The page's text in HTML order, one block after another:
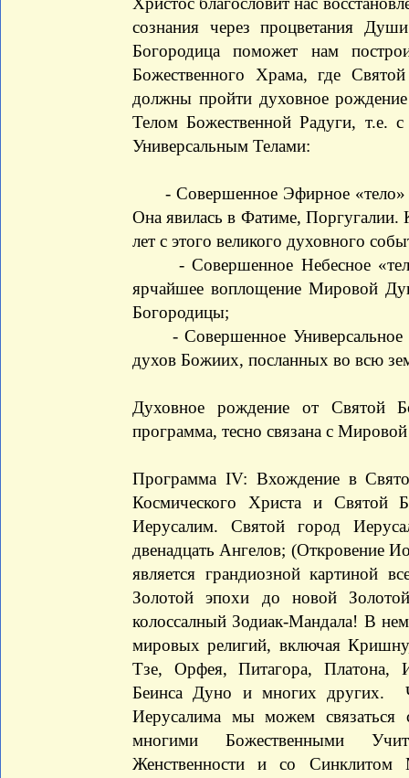
сознания через процветания
Богородица поможет нам
Божественного Храма, где
должны пройти духовное
Телом Божественной Радуги,
Универсальным Телами:
- Совершенное Эфирное «тело»
Она явилась в Фатиме, Поргугалии.
лет с этого великого духовного
- Совершенное Небесное
ярчайшее воплощение Мировой
Богородицы;
- Совершенное Универсальное
духов Божиих, посланных во всю
Духовное рождение от Святой
программа, тесно связана с
Программа IV: Вхождение в
Космического Христа и Святой
Иерусалим. Святой город
двенадцать Ангелов; (Откровение
является грандиозной картиной
Золотой эпохи до новой
колоссалный Зодиак-Мандала! В
мировых религий, включая
Тзе, Орфея, Питагора, Платона,
Беинса Дуно и многих других.
Иерусалима мы можем
многими Божественными
Женственности и со Синклитом